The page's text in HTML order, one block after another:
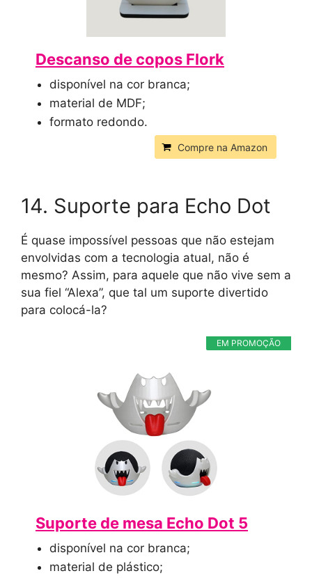
Descanso de copos Flork
disponível na cor branca;
material de MDF;
formato redondo.
Compre na Amazon
14. Suporte para Echo Dot
É quase impossível pessoas que não estejam
envolvidas com a tecnologia atual, não é
mesmo? Assim, para aquele que não vive sem a
sua fiel “Alexa”, que tal um suporte divertido
para colocá-la?
EM PROMOÇÃO
Suporte de mesa Echo Dot 5
disponível na cor branca;
material de plástico;